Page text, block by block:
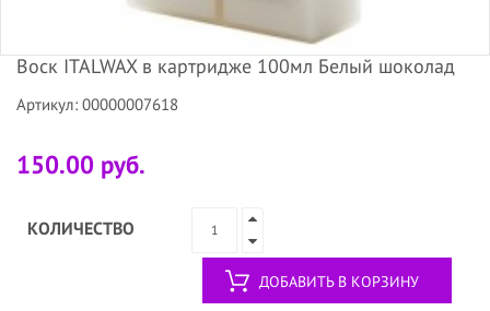
Воск ITALWAX в картридже 100мл Белый шоколад
Артикул: 00000007618
150.00 руб.
КОЛИЧЕСТВО
ДОБАВИТЬ В КОРЗИНУ